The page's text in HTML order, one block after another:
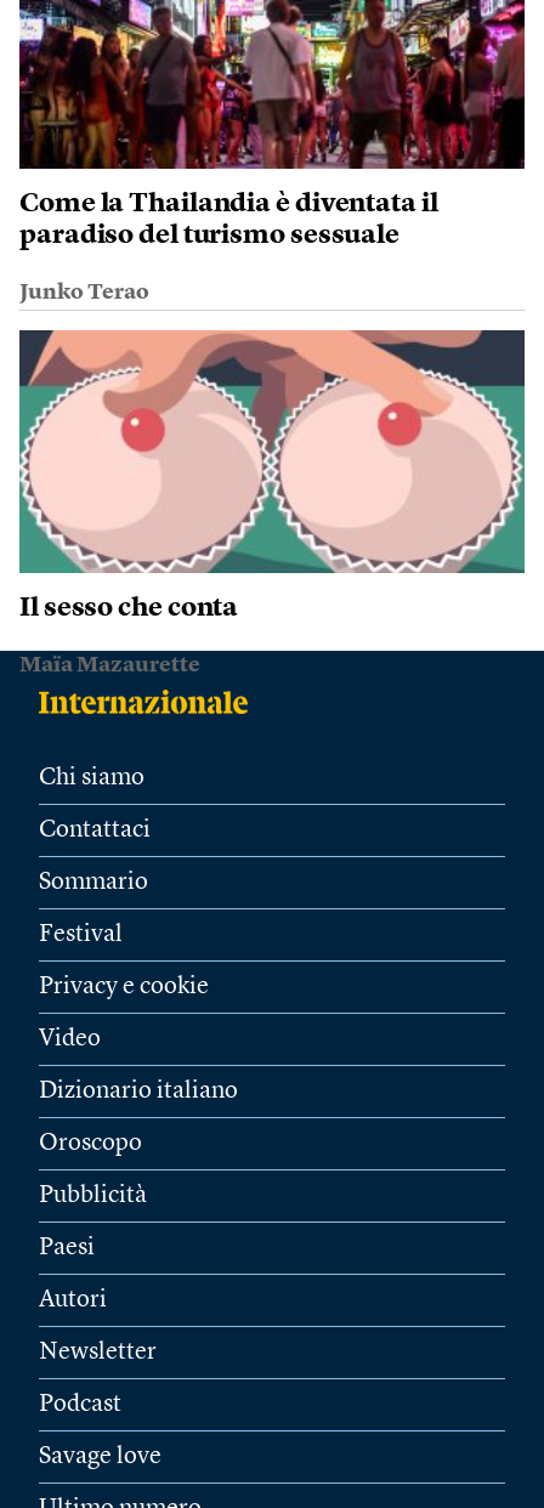
Come la Thailandia è diventata il
paradiso del turismo sessuale
Junko Terao
Il sesso che conta
Maïa Mazaurette
Chi siamo
Contattaci
Sommario
Festival
Privacy e cookie
Video
Dizionario italiano
Oroscopo
Pubblicità
Paesi
Autori
Newsletter
Podcast
Savage love